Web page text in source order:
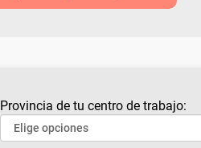
Provincia de tu centro de trabajo: